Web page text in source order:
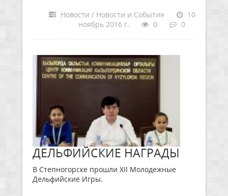
Новости / Новости и События
10
ноябрь 2016 г.
0 0
ДЕЛЬФИЙСКИЕ НАГРАДЫ
В Степногорске прошли XII Молодежные
Дельфийские Игры.